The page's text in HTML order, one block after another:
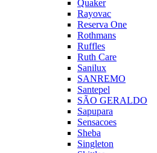
Quaker
Rayovac
Reserva One
Rothmans
Ruffles
Ruth Care
Sanilux
SANREMO
Santepel
SÃO GERALDO
Sapupara
Sensacoes
Sheba
Singleton